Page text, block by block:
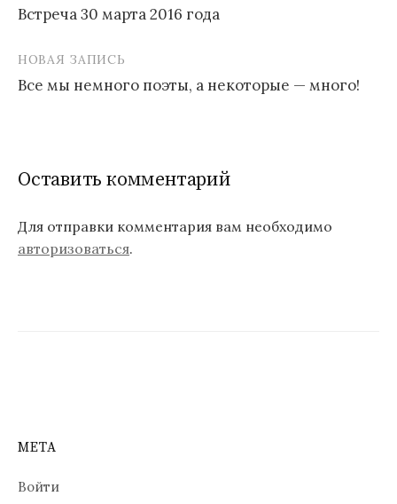
а
ц
и
п
и
Встреча 30 марта 2016 года
НОВАЯ ЗАПИСЬ
Все мы немного поэты, а некоторые — много!
Оставить комментарий
Для отправки комментария вам необходимо
авторизоваться.
МЕТА
Войти